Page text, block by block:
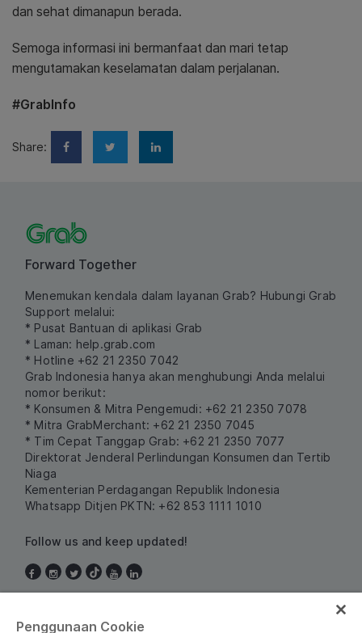
dan sehat dimanapun berada.
Semoga informasi ini bermanfaat dan mari tetap
mengutamakan keselamatan dalam perjalanan.
#GrabInfo
Share:
Forward Together
Menemukan kendala dalam layanan Grab? Hubungi Grab
Support melalui:
* Pusat Bantuan di aplikasi Grab
* Laman: help.grab.com
* Hotline +62 21 2350 7042
Grab Indonesia hanya akan menghubungi Anda melalui
nomor berikut:
* Konsumen & Mitra Pengemudi: +62 21 2350 7078
* Mitra GrabMerchant: +62 21 2350 7045
* Tim Cepat Tanggap Grab: +62 21 2350 7077
Direktorat Jenderal Perlindungan Konsumen dan Tertib
Niaga
Kementerian Perdagangan Republik Indonesia
Whatsapp Ditjen PKTN: +62 853 1111 1010
Follow us and keep updated!
Penggunaan Cookie